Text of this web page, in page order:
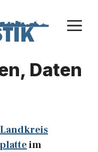
Daten
Landkreis
im